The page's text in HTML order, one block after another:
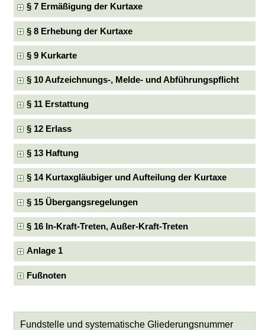
§ 7 Ermäßigung der Kurtaxe
§ 8 Erhebung der Kurtaxe
§ 9 Kurkarte
§ 10 Aufzeichnungs-, Melde- und Abführungspflicht
§ 11 Erstattung
§ 12 Erlass
§ 13 Haftung
§ 14 Kurtaxgläubiger und Aufteilung der Kurtaxe
§ 15 Übergangsregelungen
§ 16 In-Kraft-Treten, Außer-Kraft-Treten
Anlage 1
Fußnoten
Fundstelle und systematische Gliederungsnummer